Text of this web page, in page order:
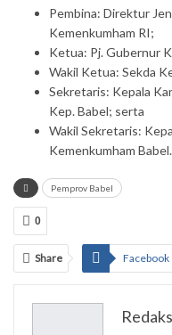
Pembina: Direktur
Kemenkumham RI;
Ketua: Pj. Gubernur
Wakil Ketua: Sekda
Sekretaris: Kepala
Kep. Babel; serta
Wakil Sekretaris:
Kemenkumham
Pemprov Babel
0
Share Facebook